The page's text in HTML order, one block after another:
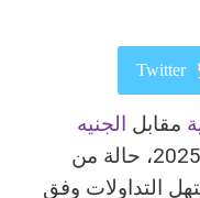
Twitter
ReddIt
مقابل الجنيه
اليوم الخميس 17 يوليو 2025، حالة من
التداولات وفق